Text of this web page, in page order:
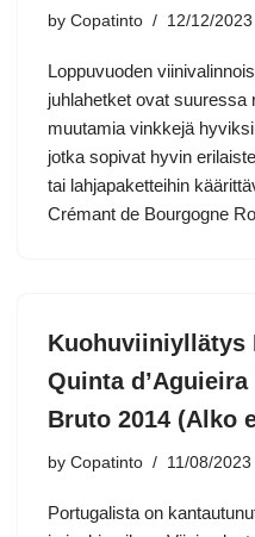
by Copatinto 12/12/2023
Loppuvuoden
juhlahetket ovat suuressa
muutamia vinkkejä
jotka sopivat hyvin
tai lahjapaketteihin
Crémant de Bourgogne
Kuohuviiniyllätys
Quinta
Bruto 2014 (Alko
by Copatinto 11/08/2023
Portugalista on